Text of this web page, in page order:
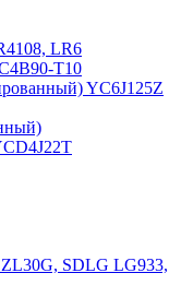
LR6
T10
YC6J125Z
SDLG LG933,